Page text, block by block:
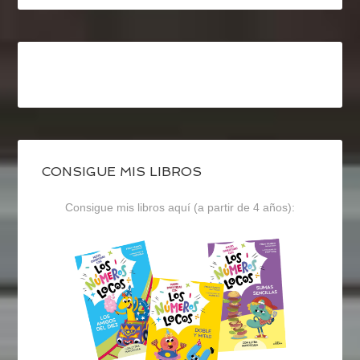
CONSIGUE MIS LIBROS
Consigue mis libros aquí (a partir de 4 años):